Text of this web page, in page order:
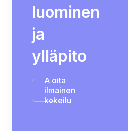
luominen
ja
ylläpito
Aloita
ilmainen
kokeilu